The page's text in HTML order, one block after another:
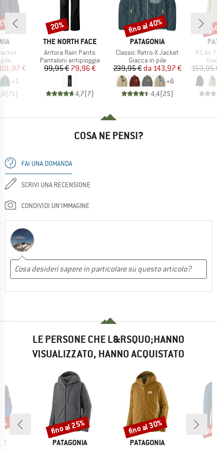
ridotto
€
+1
(71 )
MARCHIO
THE NORTH FACE
Articolo
Antora Rain Pants
Gruppo di prodotti
Pantaloni antipioggia
Prezzo
99,95 €Prezzo ridotto
79,96 €
4,7(7)
Sconto
20%
MARCHIO
PATAGONIA
Articolo
Classic Retro-X Jacket
Gruppo di prodotti
Giacca in pile
Prezzo
239,95 € Prezzo ridotto
da 143,97 €
+6
4,4(25)
Sconto
fino al 40%
Articolo
R1 Air
159,95
COSA NE PENSI?
FAI UNA DOMANDA
SCRIVI UNA RECENSIONE
CONDIVIDI UN'IMMAGINE
LE PERSONE CHE L&RSQUO;HANNO
VISUALIZZATO, HANNO ACQUISTATO
MARCHIO
PATAGONIA
Sconto
fino al 25%
MARCHIO
PATAGONIA
Sconto
fino al 30%